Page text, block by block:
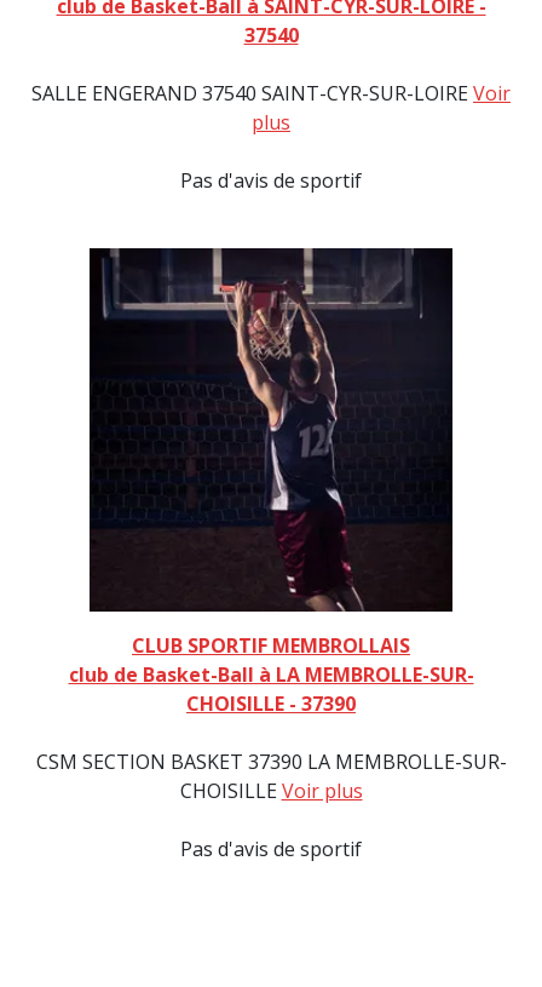
club de Basket-Ball à SAINT-CYR-SUR-LOIRE -
37540
SALLE ENGERAND 37540 SAINT-CYR-SUR-LOIREVoir
plus
Pas d'avis de sportif
CLUB SPORTIF MEMBROLLAIS
club de Basket-Ball à LA MEMBROLLE-SUR-
CHOISILLE - 37390
CSM SECTION BASKET 37390 LA MEMBROLLE-SUR-
CHOISILLEVoir plus
Pas d'avis de sportif